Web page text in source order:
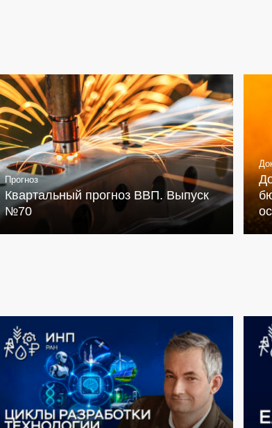
Прогноз
Квартальный прогноз ВВП. Выпуск
№70